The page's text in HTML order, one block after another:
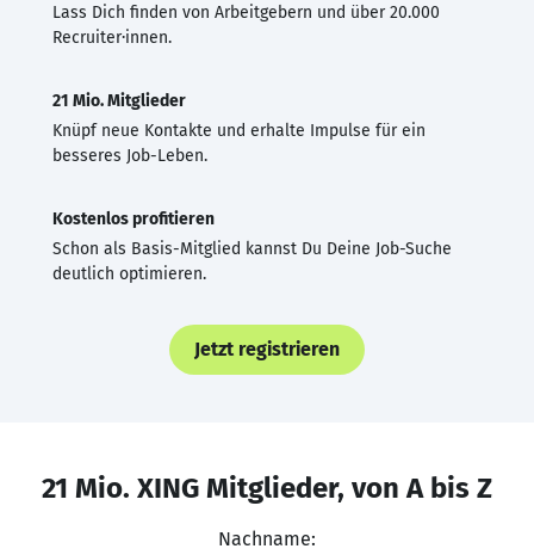
Lass Dich finden von Arbeitgebern und über 20.000
Recruiter·innen.
21 Mio. Mitglieder
Knüpf neue Kontakte und erhalte Impulse für ein
besseres Job-Leben.
Kostenlos profitieren
Schon als Basis-Mitglied kannst Du Deine Job-Suche
deutlich optimieren.
Jetzt registrieren
21 Mio. XING Mitglieder, von A bis Z
Nachname: